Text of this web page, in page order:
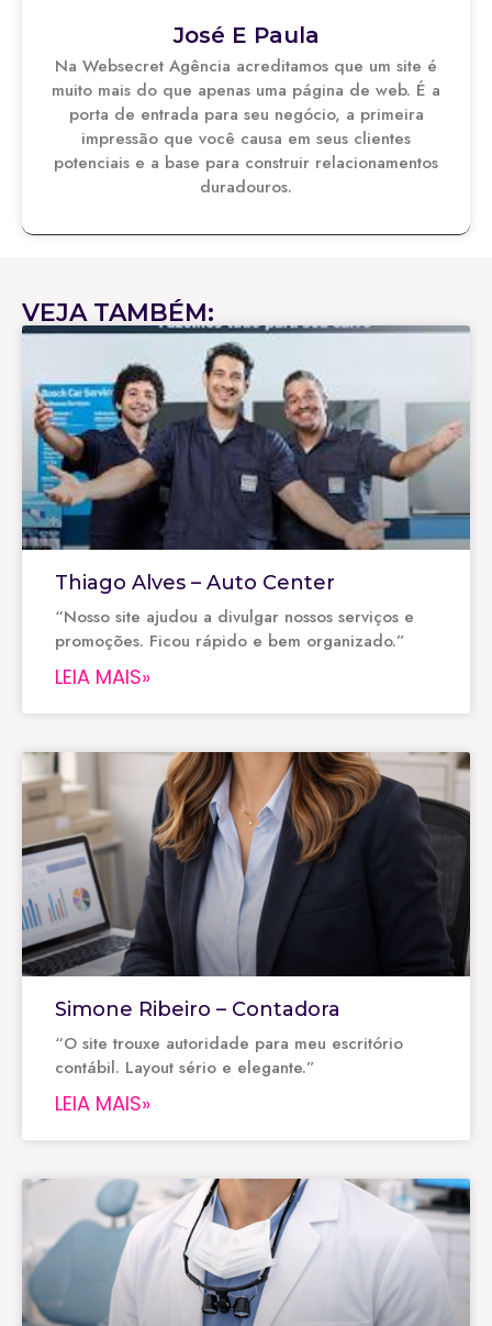
José E Paula
Na Websecret Agência acreditamos que um site é
muito mais do que apenas uma página de web. É a
porta de entrada para seu negócio, a primeira
impressão que você causa em seus clientes
potenciais e a base para construir relacionamentos
duradouros.
VEJA TAMBÉM:
Thiago Alves – Auto Center
“Nosso site ajudou a divulgar nossos serviços e
promoções. Ficou rápido e bem organizado.”
LEIA MAIS»
Simone Ribeiro – Contadora
“O site trouxe autoridade para meu escritório
contábil. Layout sério e elegante.”
LEIA MAIS»